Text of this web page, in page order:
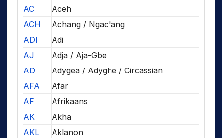
AC
Aceh
ACH
Achang / Ngac'ang
ADI
Adi
AJ
Adja / Aja-Gbe
AD
Adygea / Adyghe / Circassian
AFA
Afar
AF
Afrikaans
AK
Akha
AKL
Aklanon